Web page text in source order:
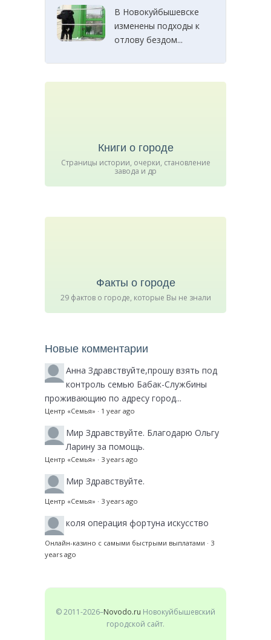
В Новокуйбышевске
изменены подходы к
отлову бездом...
Книги о городе
Страницы истории, очерки, становление
завода и др
Факты о городе
29 фактов о городе, которые Вы не знали
Новые комментарии
Анна Здравствуйте,прошу взять под
контроль семью Бабак-Службины
проживающию по адресу город...
Центр «Семья» · 1 year ago
Мир Здравствуйте. Благодарю Ольгу
Ларину за помощь.
Центр «Семья» · 3 years ago
Мир Здравствуйте.
Центр «Семья» · 3 years ago
коля операция фортуна искусство
Онлайн-казино с самыми быстрыми выплатами · 3
years ago
© 2011-2026–Novodo.ru Новокуйбышевский
городской сайт.